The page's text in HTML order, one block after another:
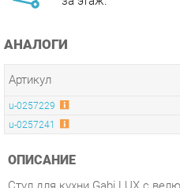
u-0257241
ОПИСАНИЕ
Стул для кухни Gabi LUX с
столом, а также как